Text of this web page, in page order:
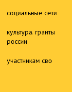
социальные сети
культура. гранты
россии
участникам сво